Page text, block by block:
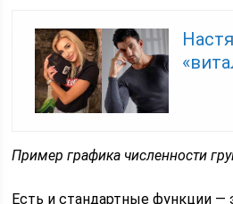
Пример графика численности
Есть и стандартные функции —